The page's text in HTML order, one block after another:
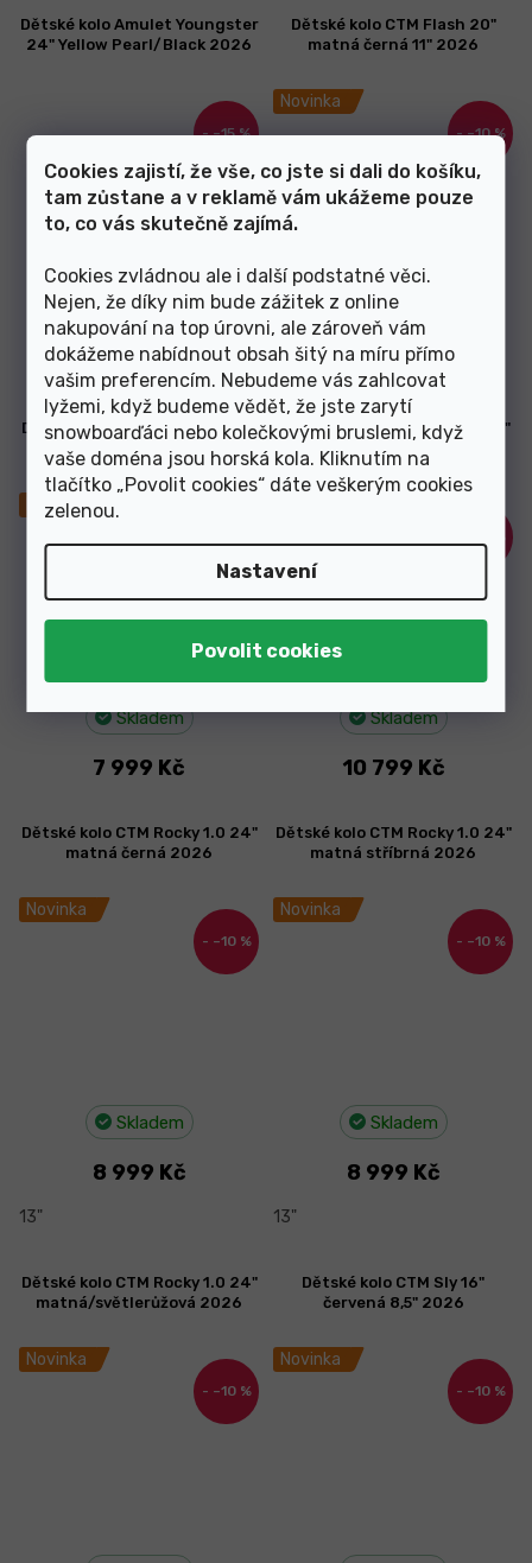
Cookies zajistí, že vše, co jste si dali do košíku,
tam zůstane a v reklamě vám ukážeme pouze
to, co vás skutečně zajímá.
Cookies zvládnou ale i další podstatné věci.
Nejen, že díky nim bude zážitek z online
nakupování na top úrovni, ale zároveň vám
dokážeme nabídnout obsah šitý na míru přímo
vašim preferencím. Nebudeme vás zahlcovat
lyžemi, když budeme vědět, že jste zarytí
snowboarďáci nebo kolečkovými bruslemi, když
vaše doména jsou horská kola. Kliknutím na
tlačítko „Povolit cookies“ dáte veškerým cookies
zelenou.
Nastavení
–15 %
Dětské kolo Amulet Youngster
24" Yellow Pearl/Black 2026
Skladem
11 449 Kč
Novinka
–10 %
Dětské kolo CTM Flash 20"
matná černá 11" 2026
Skladem
6 749 Kč
Novinka
Dětské kolo CTM Jerry 2.0 20"
matná neonovooranžová/
černá 2025
Skladem
7 999 Kč
Dětské kolo CTM Jerry 2.0 20"
matná stříbrná 11" 2026
Skladem
10 799 Kč
Novinka
–10 %
Dětské kolo CTM Rocky 1.0 24"
matná černá 2026
Skladem
8 999 Kč
13"
Novinka
–10 %
Dětské kolo CTM Rocky 1.0 24"
matná stříbrná 2026
Skladem
8 999 Kč
13"
Novinka
–10 %
Dětské kolo CTM Rocky 1.0 24"
matná/světlerůžová 2026
Novinka
–10 %
Dětské kolo CTM Sly 16"
červená 8,5" 2026